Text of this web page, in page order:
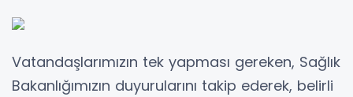
Vatandaşlarımızın tek yapması gereken, Sağlık
Bakanlığımızın duyurularını takip ederek, belirli